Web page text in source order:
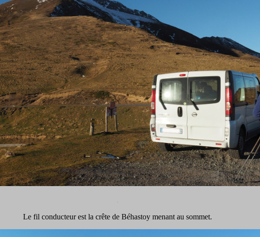
Le fil conducteur est la crête de Béhastoy menant au sommet.